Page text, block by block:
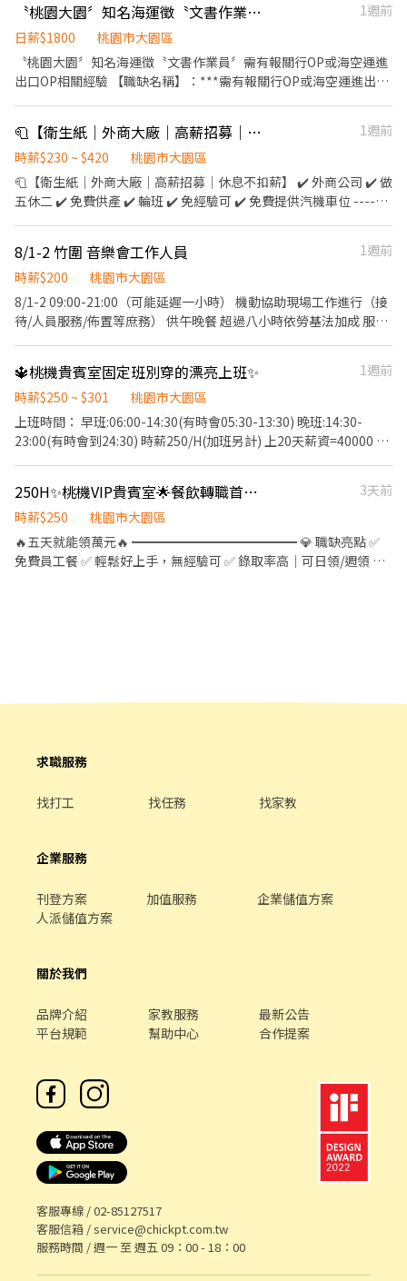
會 3.文書人員具備基本電腦操作能力、Office辦公室軟體操作 4.文書
理貨員為主要理貨工作但會操作到簡易文書作業 ＝＝＝＝＝＝＝＝
08:00~17:00 晚班：18:00~03:00 (直接下夜班) ＝＝＝＝＝＝＝＝＝
＝＝＝＝＝＝＝＝＝＝＝＝＝＝＝＝＝ 💰【薪資待遇】 ➡️理貨日班
$210 ➡️理貨晚班$240 ➡️文書日班$230 (額滿) ➡️文書晚班$265 (額
滿) ⭐另有，堆高機津貼20 (需通過訓練) ＝＝＝＝＝＝＝＝＝＝＝＝
額不同⭐可詢問專員 ❣️TAO1：大園區建國路102號 ▶近機場 ❣️
TAO5：桃園市觀音區寶倉街108號5樓 ＝＝＝＝＝＝＝＝＝＝＝＝
＝＝＝＝＝＝＝＝＝＝＝＝＝＝
https://forms.office.com/r/p8ECMPGJbb 🚚🚚 🚚詳細交通車路線
可先自行查詢唷 🚚🚚🚚 ＝＝＝＝＝＝＝＝＝＝＝＝＝＝＝＝＝＝＝
＝＝＝＝＝＝＝ ✅【休假制度】排休制 (依現場人力狀況靈活調配)
✅【工作要求】: 需能搬重、接受走動式久站 ❤️【工作福利】❤️ ➡️廠
區機車停車免費 ➡️提供日周領服務💲日領$1,500 ➡️加班採自願報
名，很彈性！ ➡️不需一直搬重 每個人都有推車 ➡️免經驗可 高錄取
出，讓你工作更有動力，荷包賺滿滿！ ＝＝＝＝＝＝＝＝＝＝＝＝
＝＝＝＝＝＝＝＝＝＝＝＝＝＝ ⚠️面試、應徵請線上預約，勿直接
跑現場唷⚠️
班：０６：００～１４：００ 🌙 中夜班：１４：００～１０：００
📆【休假制度】月休８－１１天 💰【薪資待遇】時薪 ２４０元
━━━━━━━━━━━━━━━ 📌【應徵條件】 ✔ 提供良民證
━━━━━快速應徵━━━━━ 📲 截圖＋電話號碼 ➡️ ❤0906-163-
〝桃園大園〞知名海運徵〝文書作業員〞需有報關行OP或海空運進出口OP相關經驗
1週前
日薪$1800
桃園市大園區
〝桃園大園〞知名海運徵〝文書作業員〞需有報關行OP或海空運進
出口OP相關經驗 【職缺名稱】：***需有報關行OP或海空運進出口
保,提撥6% 2.福利:三節獎金,生日禮金
🧻【衛生紙｜外商大廠｜高薪招募｜休息不扣薪】
1週前
時薪$230 ~ $420
桃園市大園區
🧻【衛生紙｜外商大廠｜高薪招募｜休息不扣薪】 ✔️ 外商公司 ✔️ 做
五休二 ✔️ 免費供產 ✔️ 輪班 ✔️ 免經驗可 ✔️ 免費提供汽機車位 -------
-------- 💰 時薪210元起 💸 晚班津貼最高78元／時！ ✨ 晚班最高時
薪288元！ 💵 加班費另計，收入更上一層樓！ ---------------------
----------------- • 排班資訊（每週輪班一次） ✨早班：07:00 -
15:00 230/H（提供午餐） ✨中班：15:00 - 23:00 255/H（提供晚
餐） ✨晚班：23:00 - 07:00 288/H（提供早餐） ⏰每日 8 小時(含
員｜林小姐 💚 搜尋：0906873068
8/1-2 竹圍 音樂會工作人員
1週前
時薪$200
桃園市大園區
8/1-2 09:00-21:00（可能延遲一小時） 機動協助現場工作進行（接
待/人員服務/佈置等庶務） 供午晚餐 超過八小時依勞基法加成 服裝
🔱桃機貴賓室固定班別穿的漂亮上班✨
1週前
時薪$250 ~ $301
桃園市大園區
上班時間： 早班:06:00-14:30(有時會05:30-13:30) 晚班:14:30-
23:00(有時會到24:30) 時薪250/H(加班另計) 上20天薪資=40000 上
作經驗) 外場：桌邊服務、桌面整理、自助BAR檯整理.補餐 (有多益
500分以上或是有相關工作經驗優佳) 月休10天 (可自選4天)! (•̀ᴗ•́)و ̑̑
獨 家 福 利 (•̀ᴗ•́)و ̑̑ 早班上班如無機捷進出機場航廈管制區，會補助單
趟200元上限車資費用 晚班如遇到加班無機捷進出機場航廈管制
區，會補助單趟200元上限車資費用 機車可停坑口站或是大園站 ◉
250H✨桃機VIP貴賓室🌟餐飲轉職首選✨友善環境
3天前
時薪$250
桃園市大園區
🔥五天就能領萬元🔥 ━━━━━━━━━━━━━ 💎 職缺亮點 ✅
免費員工餐 ✅ 輕鬆好上手，無經驗可 ✅ 錄取率高｜可日領/週領 ✅
碼 ➡️ ❤0906-163-268❤ 樂活人力－曾小姐（免費諮詢） ✨另有多
項職缺，歡迎詢問✨
求職服務
找打工 找任務 找家教
企業服務
刊登方案 加值服務
企業儲值方案
人派儲值方案
關於我們
品牌介紹 家教服務
最新公告
平台規範
幫助中心 合作提案
客服專線 /02-85127517
客服信箱 /service@chickpt.com.tw
服務時間 / 週一 至 週五 09：00 - 18：00